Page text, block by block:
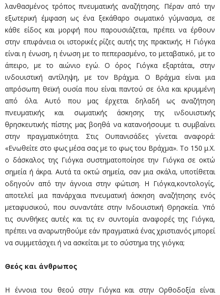
λανθασμένος τρόπος πνευματικής αναζήτησης. Πέραν από την
εξωτερική έμφαση ως ένα ξεκάθαρο σωματικό γύμνασμα, σε
κάθε είδος και μορφή που παρουσιάζεται, πρέπει να έρθουν
στην επιφάνεια οι ιστορικές ρίζες αυτής της πρακτικής. Η Γιόγκα
είναι η ένωση, η ένωση με το πεπερασμένο, το μεταβατικό, με το
άπειρο, με το αιώνιο εγώ. Ο όρος Γιόγκα εξαρτάται, στην
ινδουιστική αντίληψη, με τον Βράχμα. Ο Βράχμα είναι μια
απρόσωπη θεϊκή ουσία που είναι παντού σε όλα και κρυμμένη
από όλα. Αυτό που μας έρχεται δηλαδή ως αναζήτηση
πνευματικής και σωματικής άσκησης της ινδουιστικής
θρησκευτικής πίστης μας βοηθά να κατανοήσουμε τι συμβαίνει
στην πραγματικότητα. Στις Ουπανισάδες γίνεται αναφορά:
«Ενωθείτε στο φως μέσα σας με το φως του Βράχμα». Το 150 μ.Χ.
ο δάσκαλος της Γιόγκα συστηματοποίησε την Γιόγκα σε οκτώ
σημεία ή άκρα. Αυτά τα οκτώ σημεία, σαν μια σκάλα, υποτίθεται
οδηγούν από την άγνοια στην φώτιση. Η Γιόγκα,κοντολογίς,
αποτελεί μια πανάρχαια πνευματική άσκηση αναζήτησης ενός
μεταφυσικού, που συναντάτε στην Ινδουιστική Θρησκεία. Υπό
τις συνθήκες αυτές και τις εν συντομία αναφορές της Γιόγκα,
πρέπει να αναρωτηθούμε εάν πραγματικά ένας χριστιανός μπορεί
να συμμετάσχει ή να ασκείται με το σύστημα της γιόγκα;
Θεός και άνθρωπος
Η έννοια του θεού στην Γιόγκα και στην Ορθοδοξία είναι